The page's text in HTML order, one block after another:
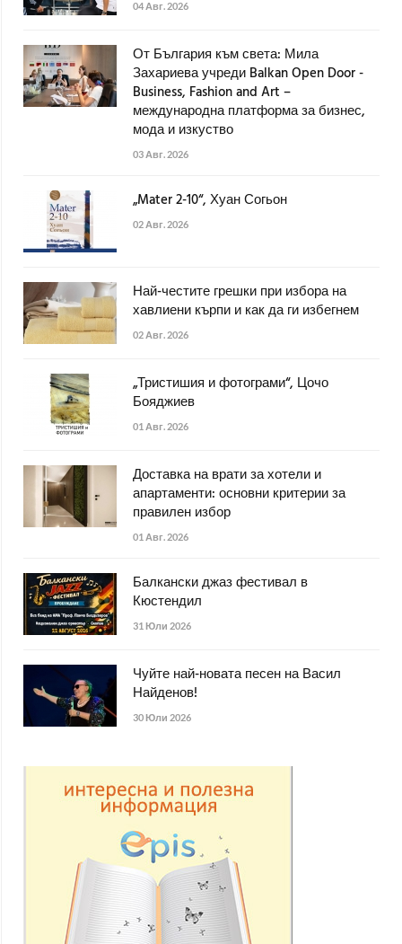
04 Авг. 2026
От България към света: Мила
Захариева учреди Balkan Open Door -
Business, Fashion and Art –
международна платформа за бизнес,
мода и изкуство
03 Авг. 2026
„Mater 2-10“, Хуан Согьон
02 Авг. 2026
Най-честите грешки при избора на
хавлиени кърпи и как да ги избегнем
02 Авг. 2026
„Тристишия и фотограми“, Цочо
Бояджиев
01 Авг. 2026
Доставка на врати за хотели и
апартаменти: основни критерии за
правилен избор
01 Авг. 2026
Балкански джаз фестивал в
Кюстендил
31 Юли 2026
Чуйте най-новата песен на Васил
Найденов!
30 Юли 2026